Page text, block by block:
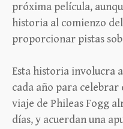
próxima película,
historia al comienzo
proporcionar pistas
Esta historia involucra
cada año para
viaje de Phileas Fogg
días, y acuerdan una